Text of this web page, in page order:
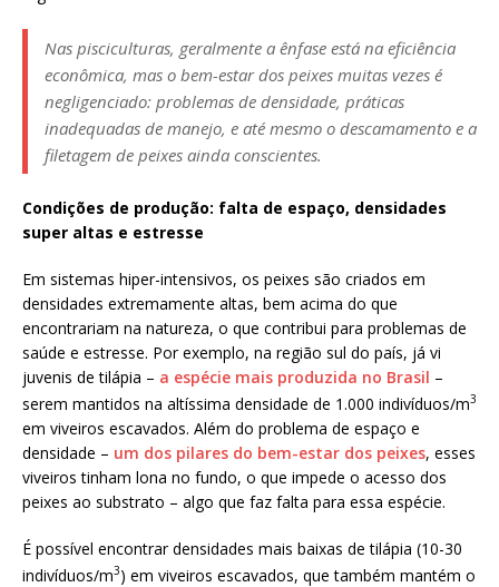
Nas pisciculturas, geralmente a ênfase está na eficiência
econômica, mas o bem-estar dos peixes muitas vezes é
negligenciado: problemas de densidade, práticas
inadequadas de manejo, e até mesmo o descamamento e a
filetagem de peixes ainda conscientes.
Condições de produção: falta de espaço, densidades
super altas e estresse
Em sistemas hiper-intensivos, os peixes são criados em
densidades extremamente altas, bem acima do que
encontrariam na natureza, o que contribui para problemas de
saúde e estresse. Por exemplo, na região sul do país, já vi
juvenis de tilápia – a espécie mais produzida no Brasil –
serem mantidos na altíssima densidade de 1.000 indivíduos/m3
em viveiros escavados. Além do problema de espaço e
densidade – um dos pilares do bem-estar dos peixes, esses
viveiros tinham lona no fundo, o que impede o acesso dos
peixes ao substrato – algo que faz falta para essa espécie.
É possível encontrar densidades mais baixas de tilápia (10-30
indivíduos/m3) em viveiros escavados, que também mantém o